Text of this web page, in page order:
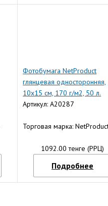
Фотобумага NetProduct
глянцевая односторонняя,
10x15 см, 170 г/м2, 50 л.
Артикул: A20287
Торговая марка:
1092.00 тенге (РРЦ)
Подробнее